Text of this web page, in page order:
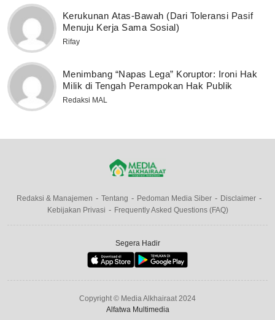
Kerukunan Atas-Bawah (Dari Toleransi Pasif
Menuju Kerja Sama Sosial)
Rifay
Menimbang “Napas Lega” Koruptor: Ironi Hak
Milik di Tengah Perampokan Hak Publik
Redaksi MAL
Redaksi & Manajemen Tentang Pedoman Media Siber
Disclaimer
Kebijakan Privasi
Frequently Asked Questions (FAQ)
Segera Hadir
Copyright © Media Alkhairaat 2024
Alfatwa Multimedia